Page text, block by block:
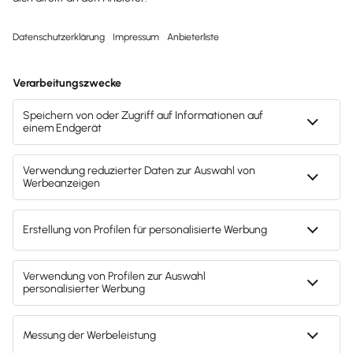
Svenja Bock
Deine Ansprechpartnerin für die
Lexware Akademie